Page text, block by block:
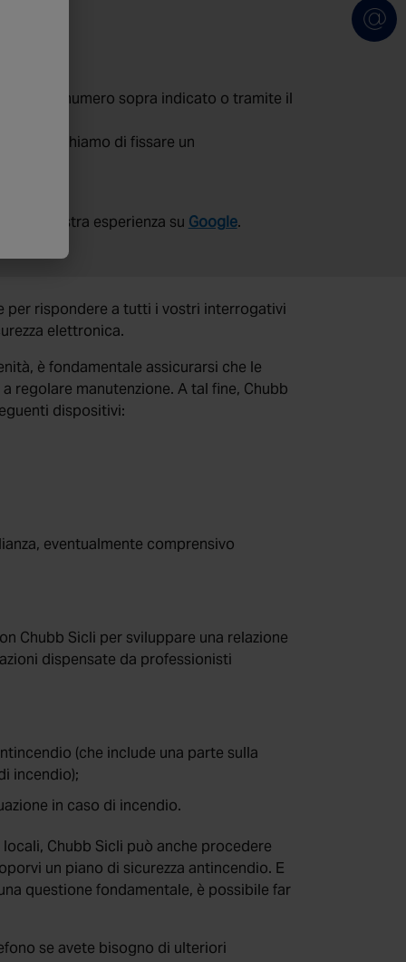
al numero sopra indicato o tramite il
vi preghiamo di fissare un
la vostra esperienza su Google.
per rispondere a tutti i vostri interrogativi
elettronica.
è fondamentale assicurarsi che le
regolare manutenzione. A tal fine, Chubb
dispositivi:
eventualmente comprensivo
Chubb Sicli per sviluppare una relazione
dispensate da professionisti
(che include una parte sulla
incendio);
in caso di incendio.
Chubb Sicli può anche procedere
un piano di sicurezza antincendio. E
questione fondamentale, è possibile far
se avete bisogno di ulteriori